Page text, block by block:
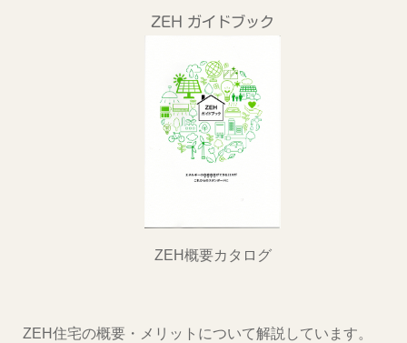
ZEH ガイドブック
ZEH概要カタログ
ZEH住宅の概要・メリットについて解説しています。